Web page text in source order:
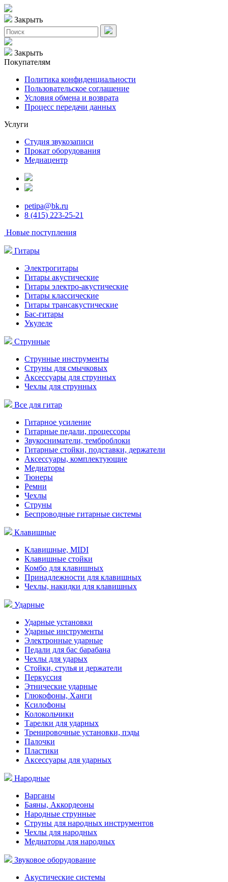
Закрыть
Закрыть
Покупателям
Политика конфиденциальности
Пользовательское соглашение
Условия обмена и возврата
Процесс передачи данных
Услуги
Студия звукозаписи
Прокат оборудования
Медиацентр
petipa@bk.ru
8 (415) 223-25-21
Новые поступления
Гитары
Электрогитары
Гитары акустические
Гитары электро-акустические
Гитары классические
Гитары трансакустические
Бас-гитары
Укулеле
Струнные
Струнные инструменты
Струны для смычковых
Аксессуары для струнных
Чехлы для струнных
Все для гитар
Гитарное усиление
Гитарные педали, процессоры
Звукосниматели, темброблоки
Гитарные стойки, подставки, держатели
Аксессуары, комплектующие
Медиаторы
Тюнеры
Ремни
Чехлы
Струны
Беспроводные гитарные системы
Клавишные
Клавишные, MIDI
Клавишные стойки
Комбо для клавишных
Принадлежности для клавишных
Чехлы, накидки для клавишных
Ударные
Ударные установки
Ударные инструменты
Электронные ударные
Педали для бас барабана
Чехлы для ударых
Стойки, стулья и держатели
Перкуссия
Этнические ударные
Глюкофоны, Ханги
Ксилофоны
Колокольчики
Тарелки для ударных
Тренировочные установки, пэды
Палочки
Пластики
Аксессуары для ударных
Народные
Варганы
Баяны, Аккордеоны
Народные струнные
Струны для народных инструментов
Чехлы для народных
Медиаторы для народных
Звуковое оборудование
Акустические системы